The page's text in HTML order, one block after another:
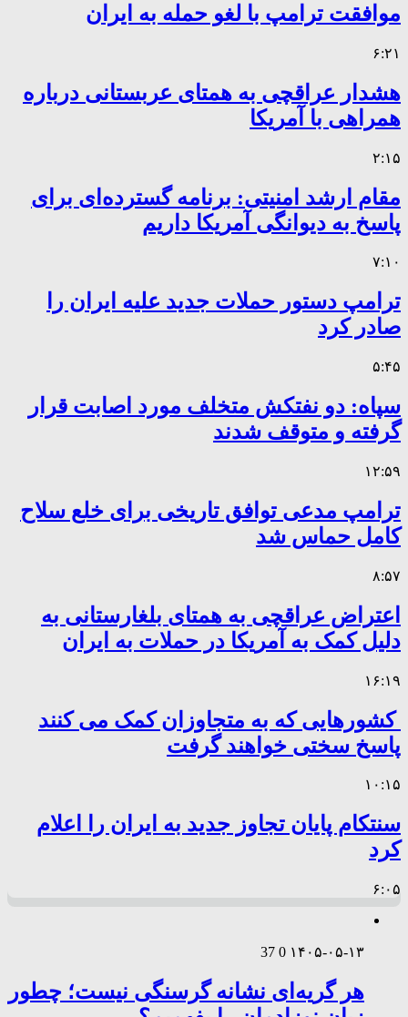
موافقت ترامپ با لغو حمله به ایران
۶:۲۱
هشدار عراقچی به همتای عربستانی درباره
همراهی با آمریکا
۲:۱۵
مقام ارشد امنیتی: برنامه گسترده‌ای برای
پاسخ به دیوانگی آمریکا داریم
۷:۱۰
ترامپ دستور حملات جدید علیه ایران را
صادر کرد
۵:۴۵
سپاه: دو نفتکش متخلف مورد اصابت قرار
گرفته و متوقف شدند
۱۲:۵۹
ترامپ مدعی توافق تاریخی برای خلع سلاح
کامل حماس شد
۸:۵۷
اعتراض عراقچی به همتای بلغارستانی به
دلیل کمک به آمریکا در حملات به ایران
۱۶:۱۹
کشورهایی که به متجاوزان کمک می کنند
پاسخ سختی خواهند گرفت
۱۰:۱۵
سنتکام پایان تجاوز جدید به ایران را اعلام
کرد
۶:۰۵
۱۴۰۵-۰۵-۱۳ 0
37
هر گریه‌ای نشانه گرسنگی نیست؛ چطور